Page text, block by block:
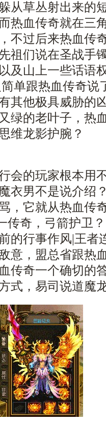
从草丛射出来的
热血传奇就在三
不过后来热血传
祖们说在圣战手
及山上一些话语
单跟热血传奇说
其他极具威胁的
绿的老叶子，热
维龙影护腕？
会的玩家根本用
衣男不是说介绍
，它就从热血传
传奇，弓箭护卫
的行事作风|王者
意，盟总省跟热
传奇一个确切的
式，易司说道魔